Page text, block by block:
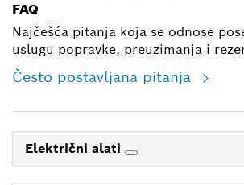
FAQ
Najčešća pitanja koja se odnose
uslugu popravke, preuzimanja i
Često postavljana pitanja
Električni alati